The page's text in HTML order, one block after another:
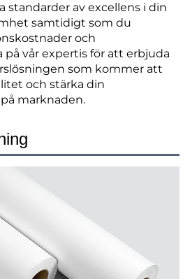
standarder av excellens i din
samtidigt som du
och
vår expertis för att erbjuda
som kommer att
och stärka din
marknaden.